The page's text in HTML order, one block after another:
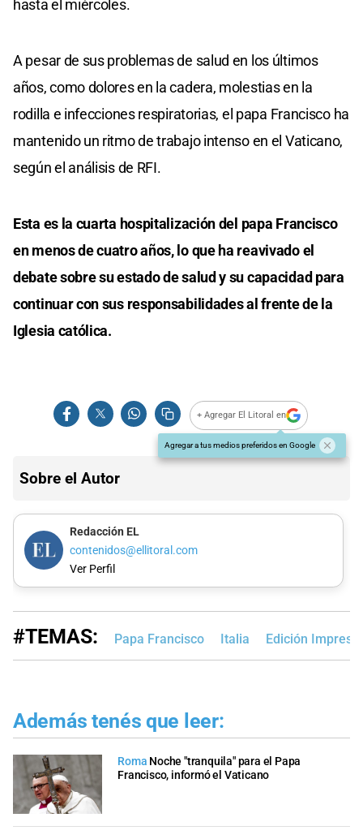
hasta el miércoles.
A pesar de sus problemas de salud en los últimos
años, como dolores en la cadera, molestias en la
rodilla e infecciones respiratorias, el papa Francisco ha
mantenido un ritmo de trabajo intenso en el Vaticano,
según el análisis de RFI.
Esta es la cuarta hospitalización del papa Francisco
en menos de cuatro años, lo que ha reavivado el
debate sobre su estado de salud y su capacidad para
continuar con sus responsabilidades al frente de la
Iglesia católica.
+ Agregar El Litoral en
Agregar a tus medios preferidos en Google
Sobre el Autor
Redacción EL
contenidos@ellitoral.com
Ver Perfil
#TEMAS: Papa Francisco Italia Edición Impresa
Además tenés que leer:
Roma Noche "tranquila" para el Papa
Francisco, informó el Vaticano